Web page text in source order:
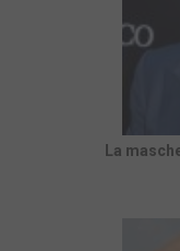
La